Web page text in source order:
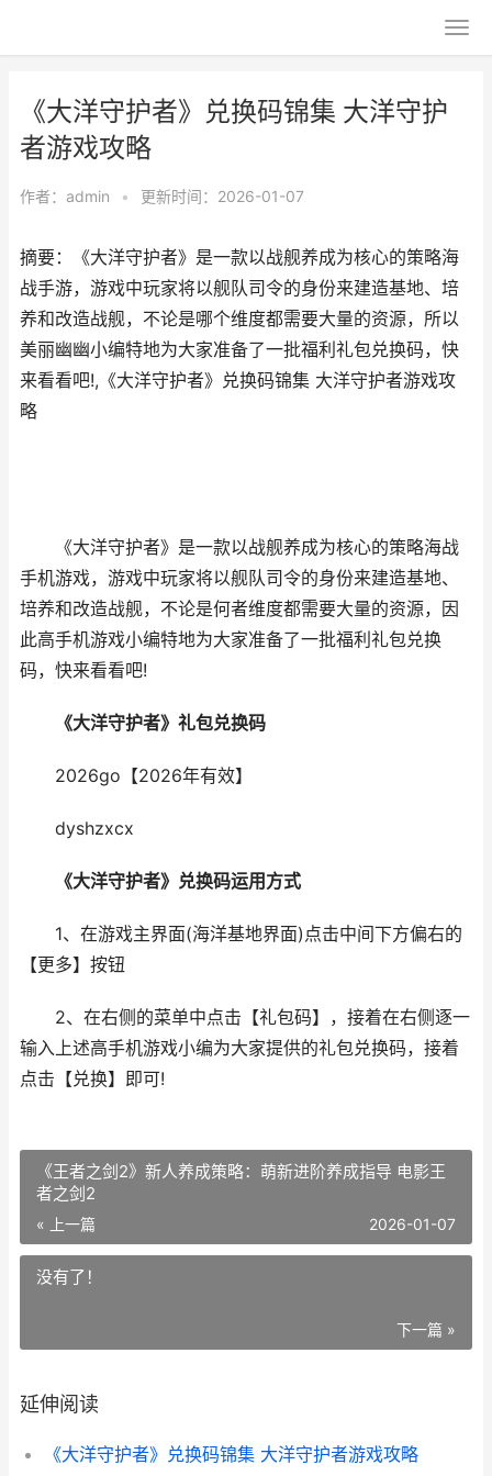
《大洋守护者》兑换码锦集 大洋守护
者游戏攻略
作者： admin • 更新时间：2026-01-07
摘要：《大洋守护者》是一款以战舰养成为核心的策略海
战手游，游戏中玩家将以舰队司令的身份来建造基地、培
养和改造战舰，不论是哪个维度都需要大量的资源，所以
美丽幽幽小编特地为大家准备了一批福利礼包兑换码，快
来看看吧!,《大洋守护者》兑换码锦集 大洋守护者游戏攻
略
《大洋守护者》是一款以战舰养成为核心的策略海战
手机游戏，游戏中玩家将以舰队司令的身份来建造基地、
培养和改造战舰，不论是何者维度都需要大量的资源，因
此高手机游戏小编特地为大家准备了一批福利礼包兑换
码，快来看看吧!
《大洋守护者》礼包兑换码
2026go【2026年有效】
dyshzxcx
《大洋守护者》兑换码运用方式
1、在游戏主界面(海洋基地界面)点击中间下方偏右的
【更多】按钮
2、在右侧的菜单中点击【礼包码】，接着在右侧逐一
输入上述高手机游戏小编为大家提供的礼包兑换码，接着
点击【兑换】即可!
《王者之剑2》新人养成策略：萌新进阶养成指导 电影王
者之剑2
« 上一篇 2026-01-07
没有了！
下一篇 »
延伸阅读
《大洋守护者》兑换码锦集 大洋守护者游戏攻略